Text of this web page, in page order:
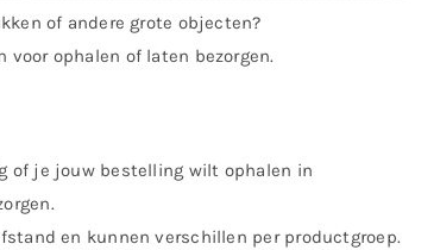
of andere grote objecten?
ophalen of laten bezorgen.
of je jouw bestelling wilt ophalen in
en kunnen verschillen per productgroep.